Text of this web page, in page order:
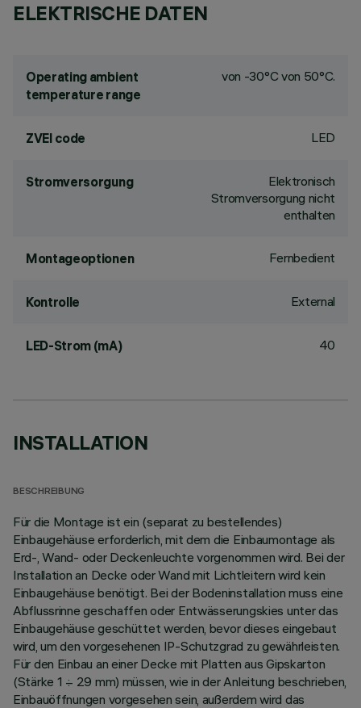
ELEKTRISCHE DATEN
Operating ambient
temperature range
von -30°C von 50°C.
ZVEI code LED
Stromversorgung
Elektronisch
Stromversorgung nicht
enthalten
Montageoptionen Fernbedient
Kontrolle External
LED-Strom (mA) 40
INSTALLATION
BESCHREIBUNG
Für die Montage ist ein (separat zu bestellendes)
Einbaugehäuse erforderlich, mit dem die Einbaumontage als
Erd-, Wand- oder Deckenleuchte vorgenommen wird. Bei der
Installation an Decke oder Wand mit Lichtleitern wird kein
Einbaugehäuse benötigt. Bei der Bodeninstallation muss eine
Abflussrinne geschaffen oder Entwässerungskies unter das
Einbaugehäuse geschüttet werden, bevor dieses eingebaut
wird, um den vorgesehenen IP-Schutzgrad zu gewährleisten.
Für den Einbau an einer Decke mit Platten aus Gipskarton
(Stärke 1 ÷ 29 mm) müssen, wie in der Anleitung beschrieben,
Einbauöffnungen vorgesehen sein, außerdem wird das